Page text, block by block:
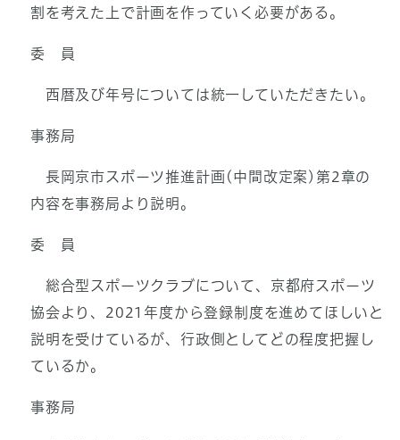
割を考えた上で計画を作っていく必要がある。
委 員
西暦及び年号については統一していただきたい。
事務局
長岡京市スポーツ推進計画(中間改定案)第2章の
内容を事務局より説明。
委 員
総合型スポーツクラブについて、京都府スポーツ
協会より、2021年度から登録制度を進めてほしいと
説明を受けているが、行政側としてどの程度把握し
ているか。
事務局